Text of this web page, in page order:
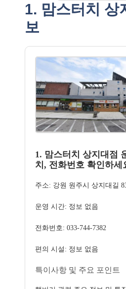
1. 맘스터치 상
보
1. 맘스터치 상지대점
치, 전화번호 확인하세
주소: 강원 원주시 상지대길
운영 시간: 정보 없음
전화번호: 033-744-7382
편의 시설: 정보 없음
특이사항 및 주요 포인트